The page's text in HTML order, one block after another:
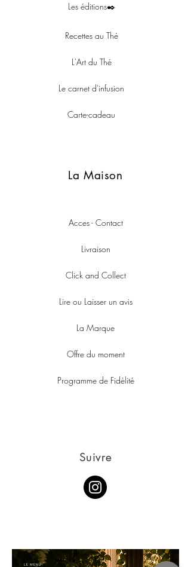
Les éditions✒️
Recettes au Thé
L'Art du Thé
Le carnet d'infusion
Carte-cadeau
La Maison
Acces - Contact
Livraison
Click and Collect
Lire ou Laisser un avis
La Marque
Offre du moment
Programme de Fidèlité
Suivre